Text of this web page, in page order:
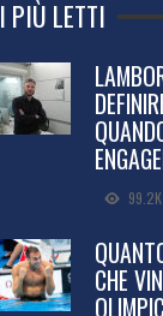
I PIÙ LETTI
99.2K
CHE